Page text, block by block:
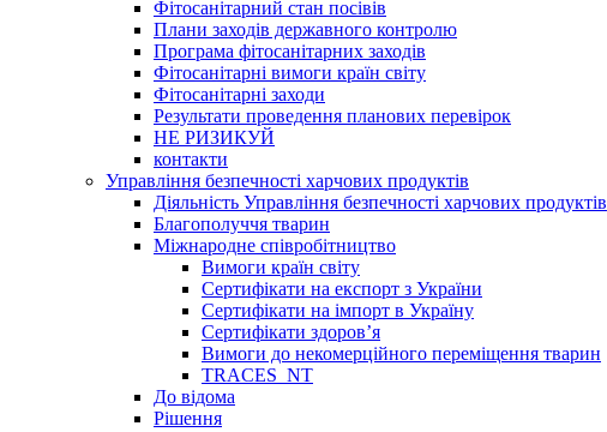
Фітосанітарний стан посівів
Плани заходів державного контролю
Програма фітосанітарних заходів
Фітосанітарні вимоги країн світу
Фітосанітарні заходи
Результати проведення планових перевірок
НЕ РИЗИКУЙ
контакти
Управління безпечності харчових продуктів
Діяльність Управління безпечності харчових продуктів
Благополуччя тварин
Міжнародне співробітництво
Вимоги країн світу
Сертифікати на експорт з України
Сертифікати на імпорт в Україну
Сертифікати здоров’я
Вимоги до некомерційного переміщення тварин
TRACES_NT
До відома
Рішення